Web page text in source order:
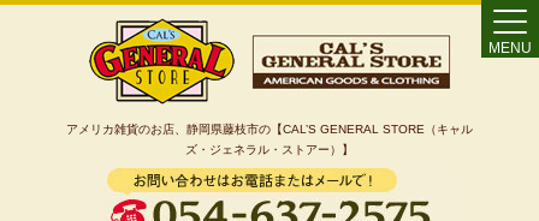
アメリカ雑貨のお店、静岡県藤枝市の【CAL’S GENERAL STORE（キャル
ズ・ジェネラル・ストアー）】
MENU